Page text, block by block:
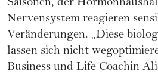
Saisonen, der
Nervensystem reagieren
Veränderungen. „Diese
lassen sich nicht
Business und Life Coachin